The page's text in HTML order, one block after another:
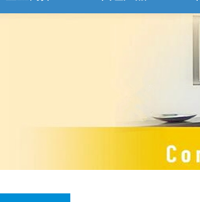
贴片安规电容2220 X2 AC250V 0.1UF封装